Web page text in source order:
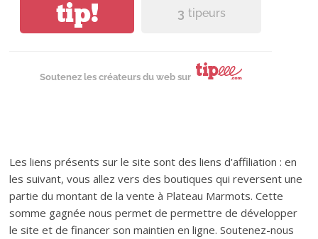
tip! 3 tipeurs
Soutenez les créateurs du web sur
Les liens présents sur le site sont des liens d'affiliation : en
les suivant, vous allez vers des boutiques qui reversent une
partie du montant de la vente à Plateau Marmots. Cette
somme gagnée nous permet de permettre de développer
le site et de financer son maintien en ligne. Soutenez-nous